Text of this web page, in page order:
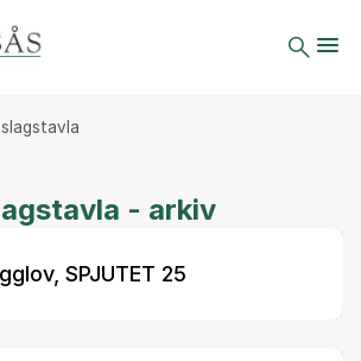
- arkiv
SPJUTET 25